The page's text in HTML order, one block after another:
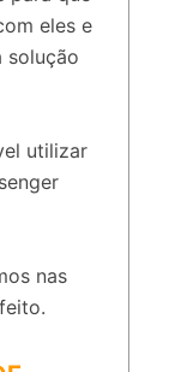
eles e
solução
utilizar
nas